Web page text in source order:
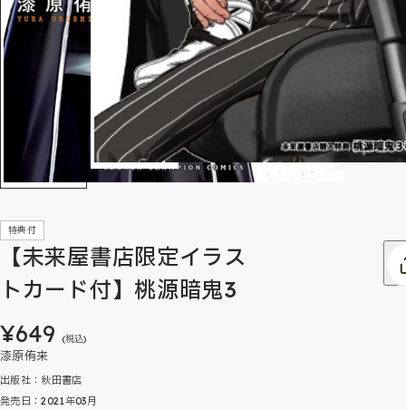
特典付
【未来屋書店限定イラス
トカード付】桃源暗鬼3
¥649 (税込)
漆原侑来
出版社：秋田書店
発売日：2021年03月